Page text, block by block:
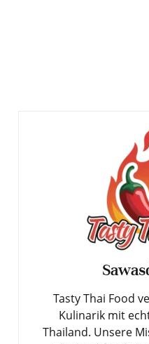
Tasty Thai Food
Kulinarik mit
Thailand. Unsere